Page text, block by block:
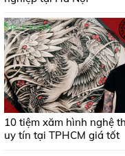
10 tiệm xăm hình nghệ
uy tín tại TPHCM giá tốt